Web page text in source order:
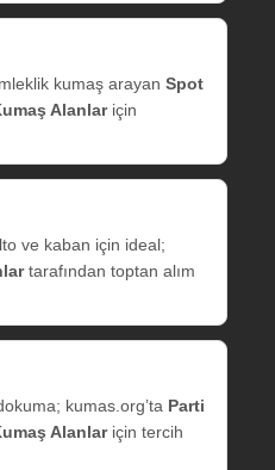
kumaş arayan Spot
Alanlariçin
ve kaban için ideal;
tarafından toptan alım
kumas.org’ta Parti
Alanlariçin tercih